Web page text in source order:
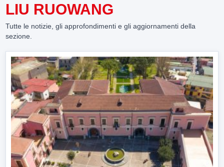
LIU RUOWANG
Tutte le notizie, gli approfondimenti e gli aggiornamenti della
sezione.